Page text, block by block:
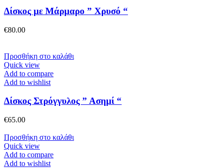
Δίσκος με Μάρμαρο ” Χρυσό “
€80.00
Προσθήκη στο καλάθι
Quick view
Add to compare
Add to wishlist
Δίσκος Στρόγγυλος ” Ασημί “
€65.00
Προσθήκη στο καλάθι
Quick view
Add to compare
Add to wishlist